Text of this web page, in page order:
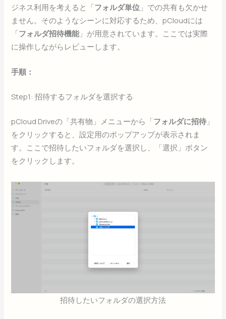
ジネス利用を考えると「フォルダ単位 」での共有も欠かせ
ません。そのようなシーンに対応するため、pCloudには
「フォルダ招待機能 」が用意されています。ここでは実際
に操作しながらレビューします。
手順：
Step1: 招待するフォルダを選択する
pCloud Driveの「共有物」メニューから「フォルダに招待 」
をクリックすると、設定用のポップアップが表示されま
す。ここで招待したいフォルダを選択し、「選択」ボタン
をクリックします。
招待したいフォルダの選択方法